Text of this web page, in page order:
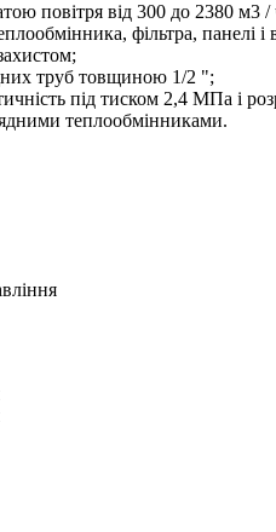
повітря від 300 до 2380 м3 /
фільтра, панелі і
труб товщиною 1/2 ";
під тиском 2,4 МПа і
теплообмінниками.